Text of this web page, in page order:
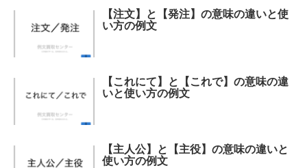
【注文】と【発注】の意味の違いと使
い方の例文
【これにて】と【これで】の意味の違
いと使い方の例文
【主人公】と【主役】の意味の違いと
使い方の例文